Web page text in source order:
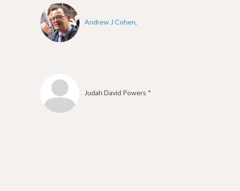
Andrew J Cohen,
Judah David Powers *